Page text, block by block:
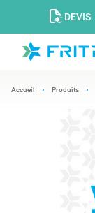
DEVIS
Accueil Produits